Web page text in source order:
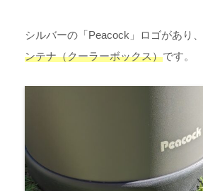
シルバーの「Peacock」ロゴがあり、
ンテナ（クーラーボックス）です。